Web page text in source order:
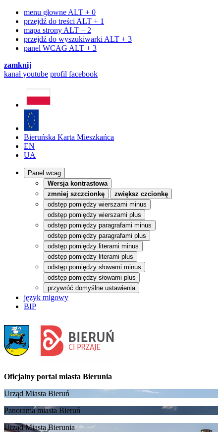
menu głowne ALT + 0
przejdź do treści ALT + 1
mapa strony ALT + 2
przejdź do wyszukiwarki ALT + 3
panel WCAG ALT + 3
zamknij
kanałyoutube profil facebook
Bieruńska Karta Mieszkańca
EN
UA
Panel wcag
Wersja kontrastowa
zmniej szczcionkę
zwiększ czcionkę
odstęp pomiędzy wierszami minus
odstęp pomiędzy wierszami plus
odstęp pomiędzy paragrafami minus
odstęp pomiędzy paragrafami plus
odstęp pomiędzy literami minus
odstęp pomiędzy literami plus
odstęp pomiędzy słowami minus
odstęp pomiędzy słowami plus
przywróć domyślne ustawienia
język migowy
BIP
Oficjalny portal miasta Bierunia
Urząd Miasta Bieruń
Panorama miasta Bieruń
Urząd Miasta Bierunia